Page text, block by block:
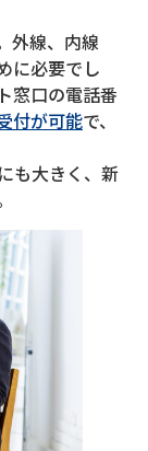
外線、内線
に必要でし
窓口の電話番
付が可能で、
も大きく、新